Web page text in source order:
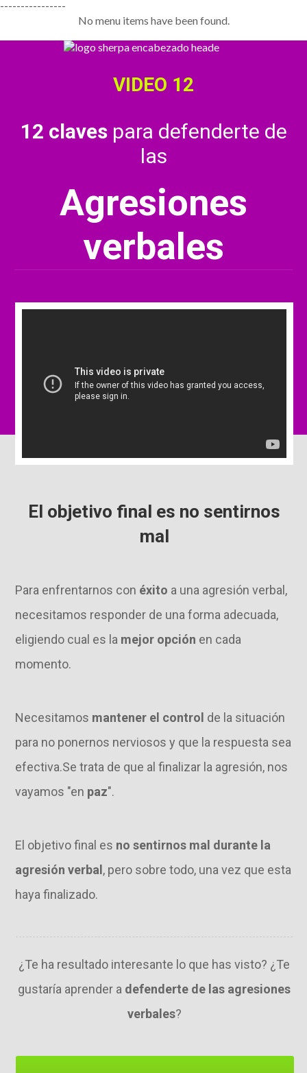
----------------
No menu items have been found.
VIDEO 12
12 clavespara defenderte de
las
Agresiones
verbales
El objetivo final es no sentirnos
mal
Para enfrentarnos con éxito a una agresión verbal,
necesitamos responder de una forma adecuada,
eligiendo cual es la mejor opción en cada
momento.
Necesitamos mantener el control de la situación
para no ponernos nerviosos y que la respuesta sea
efectiva.Se trata de que al finalizar la agresión, nos
vayamos "en paz".
El objetivo final es no sentirnos mal durante la
agresión verbal , pero sobre todo, una vez que esta
haya finalizado.
¿Te ha resultado interesante lo que has visto? ¿Te
gustaría aprender a defenderte de las agresiones
verbales?